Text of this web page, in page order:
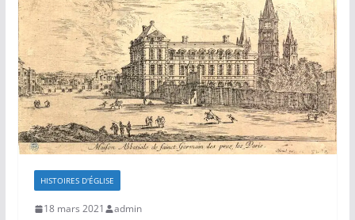
HISTOIRES D'ÉGLISE
18 mars 2021 admin